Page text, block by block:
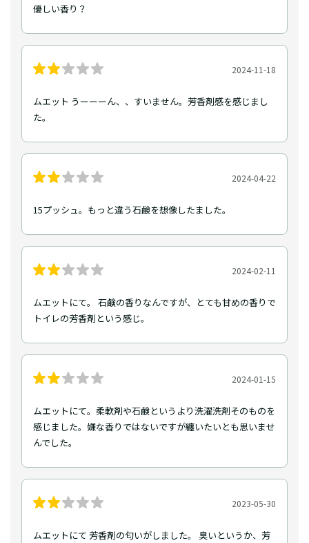
優しい香り？
2024-11-18
ムエット うーーーん、、すいません。芳香剤感を感じまし
た。
2024-04-22
15プッシュ。もっと違う石鹸を想像したました。
2024-02-11
ムエットにて。 石鹸の香りなんですが、とても甘めの香りで
トイレの芳香剤という感じ。
2024-01-15
ムエットにて。柔軟剤や石鹸というより洗濯洗剤そのものを
感じました。嫌な香りではないですが纏いたいとも思いませ
んでした。
2023-05-30
ムエットにて 芳香剤の匂いがしました。 臭いというか、芳